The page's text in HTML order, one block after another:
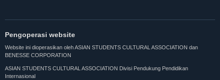
Pengoperasi website
Website ini dioperasikan oleh ASIAN STUDENTS CULTURAL ASSOCIATION dan
BENESSE CORPORATION
ASIAN STUDENTS CULTURAL ASSOCIATION Divisi Pendukung Pendidikan
Internasional